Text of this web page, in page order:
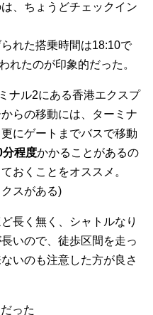
、ちょうどチェックイン
れた搭乗時間は18:10で
れたのが印象的だった。
ナル2にある香港エクスプ
らの移動には、ターミナ
にゲートまでバスで移動
分程度かかることがあるの
おくことをオススメ。
スがある)
長く無く、シャトルなり
いので、徒歩区間を走っ
いのも注意した方が良さ
った